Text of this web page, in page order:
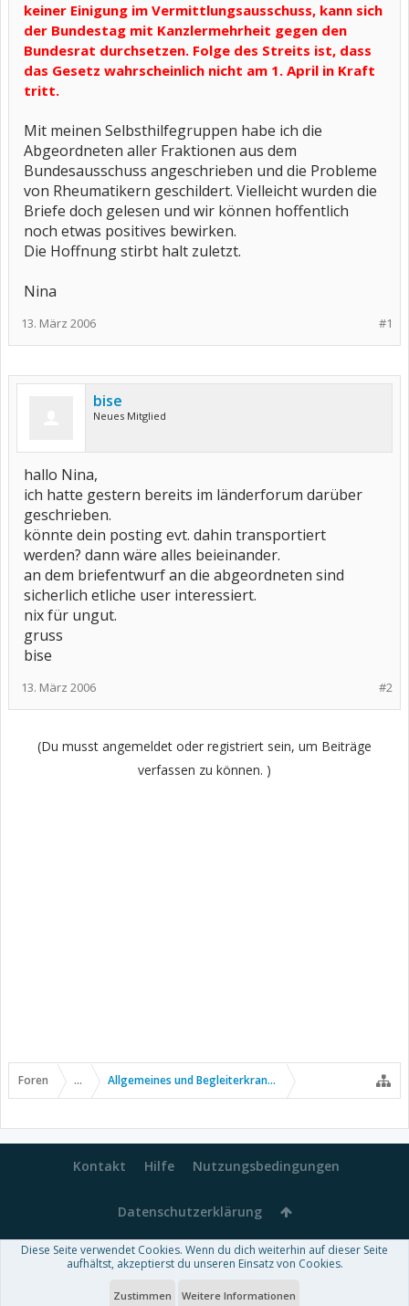
keiner Einigung im Vermittlungsausschuss, kann sich
der Bundestag mit Kanzlermehrheit gegen den
Bundesrat durchsetzen. Folge des Streits ist, dass
das Gesetz wahrscheinlich nicht am 1. April in Kraft
tritt.
Mit meinen Selbsthilfegruppen habe ich die
Abgeordneten aller Fraktionen aus dem
Bundesausschuss angeschrieben und die Probleme
von Rheumatikern geschildert. Vielleicht wurden die
Briefe doch gelesen und wir können hoffentlich
noch etwas positives bewirken.
Die Hoffnung stirbt halt zuletzt.
Nina
#1
13. März 2006
bise
Neues Mitglied
hallo Nina,
ich hatte gestern bereits im länderforum darüber
geschrieben.
könnte dein posting evt. dahin transportiert
werden? dann wäre alles beieinander.
an dem briefentwurf an die abgeordneten sind
sicherlich etliche user interessiert.
nix für ungut.
gruss
bise
#2
13. März 2006
(Du musst angemeldet oder registriert sein, um Beiträge
verfassen zu können. )
Foren ... Allgemeines und Begleiterkrankungen
Kontakt Hilfe Nutzungsbedingungen
Datenschutzerklärung
Forum software by XenForo™-Deutsch von xenDach
Theme designed byThemeHouse
Diese Seite verwendet Cookies. Wenn du dich weiterhin auf dieser Seite
aufhältst, akzeptierst du unseren Einsatz von Cookies.
Zustimmen Weitere Informationen